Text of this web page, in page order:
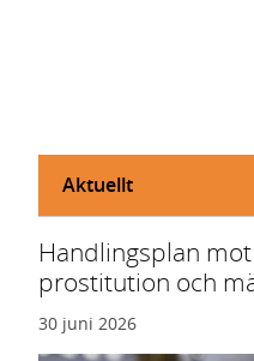
Aktuellt
Handlingsplan
prostitution och
30 juni 2026